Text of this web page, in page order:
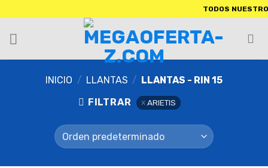
TODOS NUESTROS
INICIO / LLANTAS / LLANTAS - RIN 15
FILTRAR
ARIETIS